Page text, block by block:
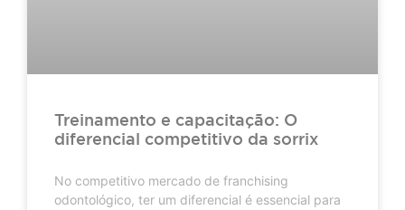
Treinamento e capacitação: O
diferencial competitivo da sorrix
No competitivo mercado de franchising
odontológico, ter um diferencial é essencial para